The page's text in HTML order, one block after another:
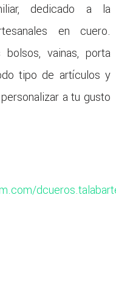
dedicado a la
en cuero.
bolsos, vainas, porta
tipo de artículos y
a tu gusto